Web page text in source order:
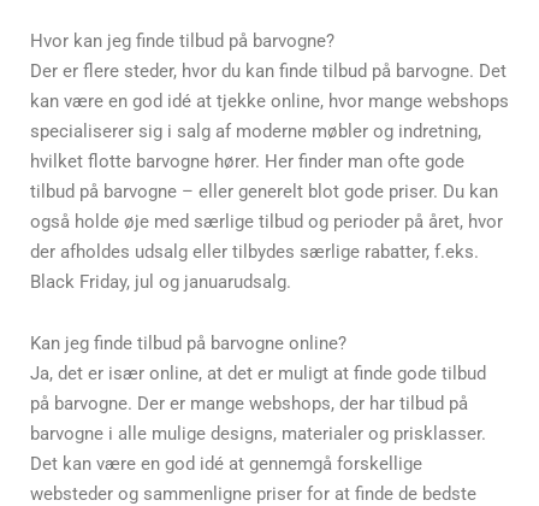
Hvor kan jeg finde tilbud på barvogne?
Der er flere steder, hvor du kan finde tilbud på barvogne. Det
kan være en god idé at tjekke online, hvor mange webshops
specialiserer sig i salg af moderne møbler og indretning,
hvilket flotte barvogne hører. Her finder man ofte gode
tilbud på barvogne – eller generelt blot gode priser. Du kan
også holde øje med særlige tilbud og perioder på året, hvor
der afholdes udsalg eller tilbydes særlige rabatter, f.eks.
Black Friday, jul og januarudsalg.
Kan jeg finde tilbud på barvogne online?
Ja, det er især online, at det er muligt at finde gode tilbud
på barvogne. Der er mange webshops, der har tilbud på
barvogne i alle mulige designs, materialer og prisklasser.
Det kan være en god idé at gennemgå forskellige
websteder og sammenligne priser for at finde de bedste